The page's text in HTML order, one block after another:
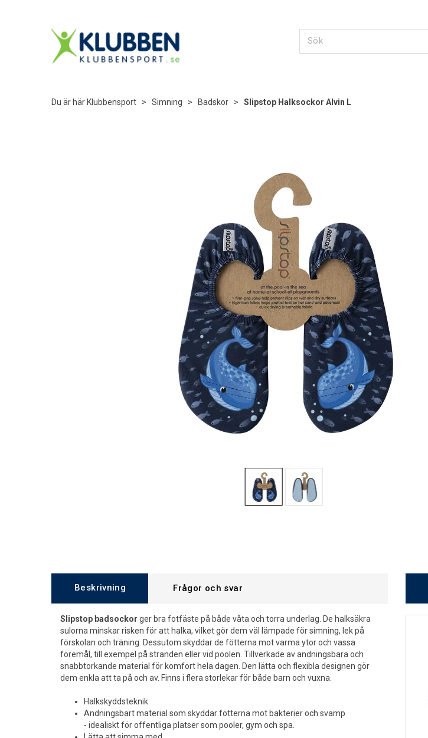
Du är här Klubbensport > Simning > Badskor > Slipstop Halksockor Alvin L
Beskrivning Frågor och svar
Slipstop badsockor ger bra fotfäste på både våta och torra underlag. De halksäkra
sulorna minskar risken för att halka, vilket gör dem väl lämpade för simning, lek på
förskolan och träning. Dessutom skyddar de fötterna mot varma ytor och vassa
föremål, till exempel på stranden eller vid poolen. Tillverkade av andningsbara och
snabbtorkande material för komfort hela dagen. Den lätta och flexibla designen gör
dem enkla att ta på och av. Finns i flera storlekar för både barn och vuxna.
Halkskyddsteknik
Andningsbart material som skyddar fötterna mot bakterier och svamp
- idealiskt för offentliga platser som pooler, gym och spa.